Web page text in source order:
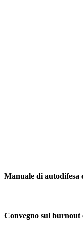
Manuale di autodifesa
Convegno sul burnout